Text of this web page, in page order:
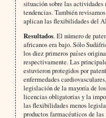
situación sobre las actividades
tendencias. También
aplican las flexibilidades del
Resultados. El número de
africanos era bajo. Sólo
los diez primeros países
respectivamente. Las
estuvieron protegidos por
enfermedades
legislación de la mayoría de
licencias obligatorias y la
las flexibilidades menos
productos farmacéuticos de